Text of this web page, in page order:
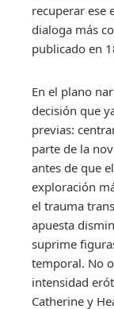
recuperar ese
dialoga más
publicado en
En el plano
decisión que
previas:
parte de la
antes de que
exploración
el trauma
apuesta
suprime
temporal. No
intensidad
Catherine y